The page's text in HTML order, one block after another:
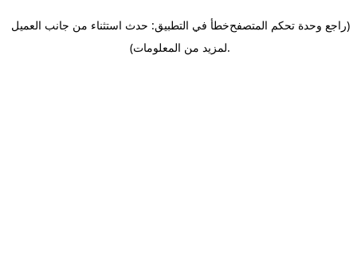
خطأ في التطبيق: حدث استثناء من جانب العميل(راجع وحدة تحكم المتصفح
لمزيد من المعلومات).